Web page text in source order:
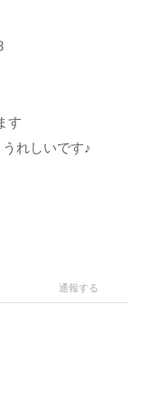
す
れしいです♪
通報する